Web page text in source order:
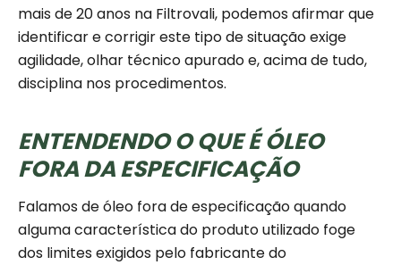
mais de 20 anos na Filtrovali, podemos afirmar que
identificar e corrigir este tipo de situação exige
agilidade, olhar técnico apurado e, acima de tudo,
disciplina nos procedimentos.
ENTENDENDO O QUE É ÓLEO
FORA DA ESPECIFICAÇÃO
Falamos de óleo fora de especificação quando
alguma característica do produto utilizado foge
dos limites exigidos pelo fabricante do